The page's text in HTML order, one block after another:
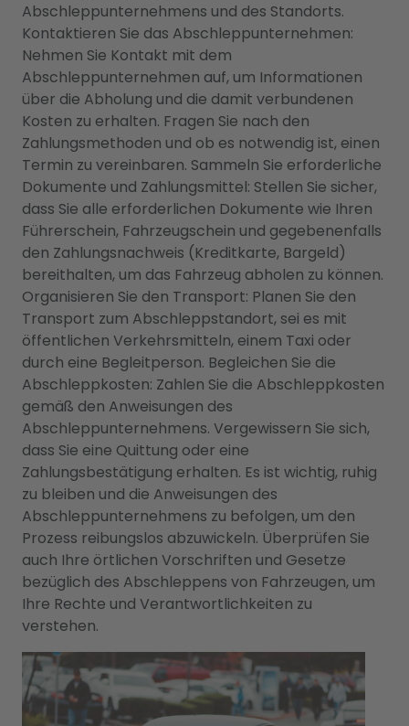
Abschleppunternehmens und des Standorts.
Kontaktieren Sie das Abschleppunternehmen:
Nehmen Sie Kontakt mit dem
Abschleppunternehmen auf, um Informationen
über die Abholung und die damit verbundenen
Kosten zu erhalten. Fragen Sie nach den
Zahlungsmethoden und ob es notwendig ist, einen
Termin zu vereinbaren. Sammeln Sie erforderliche
Dokumente und Zahlungsmittel: Stellen Sie sicher,
dass Sie alle erforderlichen Dokumente wie Ihren
Führerschein, Fahrzeugschein und gegebenenfalls
den Zahlungsnachweis (Kreditkarte, Bargeld)
bereithalten, um das Fahrzeug abholen zu können.
Organisieren Sie den Transport: Planen Sie den
Transport zum Abschleppstandort, sei es mit
öffentlichen Verkehrsmitteln, einem Taxi oder
durch eine Begleitperson. Begleichen Sie die
Abschleppkosten: Zahlen Sie die Abschleppkosten
gemäß den Anweisungen des
Abschleppunternehmens. Vergewissern Sie sich,
dass Sie eine Quittung oder eine
Zahlungsbestätigung erhalten. Es ist wichtig, ruhig
zu bleiben und die Anweisungen des
Abschleppunternehmens zu befolgen, um den
Prozess reibungslos abzuwickeln. Überprüfen Sie
auch Ihre örtlichen Vorschriften und Gesetze
bezüglich des Abschleppens von Fahrzeugen, um
Ihre Rechte und Verantwortlichkeiten zu
verstehen.